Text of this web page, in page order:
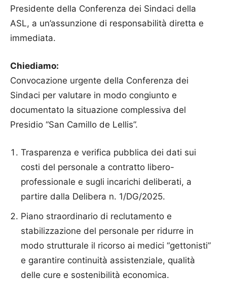
Presidente della Conferenza dei Sindaci della
ASL, a un’assunzione di responsabilità diretta e
immediata.
Chiediamo:
Convocazione urgente della Conferenza dei
Sindaci per valutare in modo congiunto e
documentato la situazione complessiva del
Presidio “San Camillo de Lellis”.
Trasparenza e verifica pubblica dei dati sui
costi del personale a contratto libero-
professionale e sugli incarichi deliberati, a
partire dalla Delibera n. 1/DG/2025.
Piano straordinario di reclutamento e
stabilizzazione del personale per ridurre in
modo strutturale il ricorso ai medici “gettonisti”
e garantire continuità assistenziale, qualità
delle cure e sostenibilità economica.